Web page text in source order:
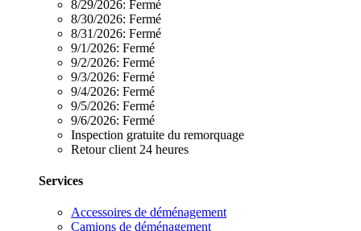
8/29/2026: Fermé
8/30/2026: Fermé
8/31/2026: Fermé
9/1/2026: Fermé
9/2/2026: Fermé
9/3/2026: Fermé
9/4/2026: Fermé
9/5/2026: Fermé
9/6/2026: Fermé
Inspection gratuite du remorquage
Retour client 24 heures
Services
Accessoires de déménagement
Camions de déménagement